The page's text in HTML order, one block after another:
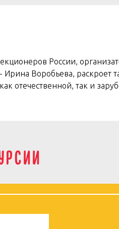
России,
Воробьева, раскроет
отечественной, так и